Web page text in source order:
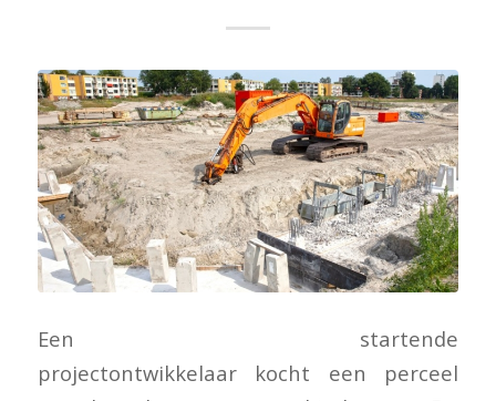
Een startende
projectontwikkelaar kocht een perceel